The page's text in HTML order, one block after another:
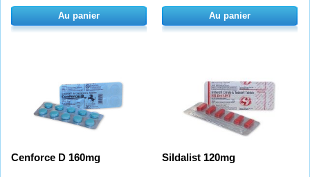
Au panier Au panier
Cenforce D 160mg Sildalist 120mg